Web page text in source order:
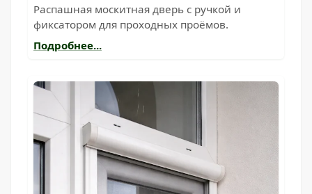
Распашная москитная дверь с ручкой и
фиксатором для проходных проёмов.
Подробнее...